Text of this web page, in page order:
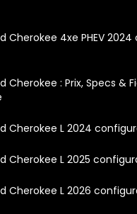
Cherokee 4xe PHEV
Cherokee : Prix, Specs &
Cherokee L 2024
Cherokee L 2025
Cherokee L 2026